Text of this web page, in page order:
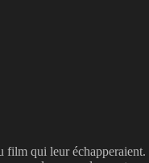
film qui leur échapperaient.